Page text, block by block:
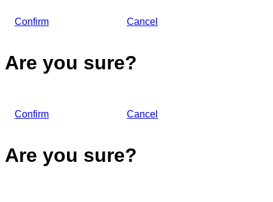
Confirm Cancel
Are you sure?
Confirm Cancel
Are you sure?